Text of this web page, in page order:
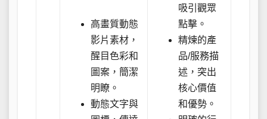
高畫質動態
影片素材，
醒目色彩和
圖案，簡潔
明瞭。
動態文字與
吸引觀眾
點擊。
精煉的產
品/服務描
述，突出
核心價值
和優勢。